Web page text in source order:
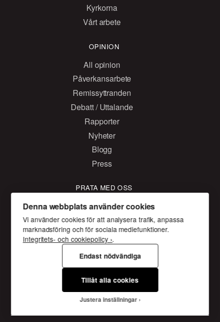
Kyrkorna
Vårt arbete
OPINION
All opinion
Påverkansarbete
Remissyttranden
Debatt / Uttalande
Rapporter
Nyheter
Blogg
Press
PRATA MED OSS
Kontakta oss
Facebook
Twitter
Sveriges kristna råd
Box 14038 167 14 , Bromma
Gustavslundsvägen 18
Denna webbplats använder cookies
Vi använder cookies för att analysera trafik, anpassa
marknadsföring och för sociala mediefunktioner.
Integritets- och cookiepolicy ›.
Endast nödvändiga
Tillåt alla cookies
Justera inställningar